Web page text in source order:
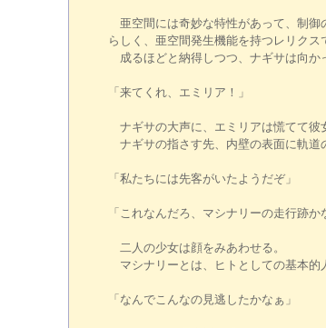
亜空間には奇妙な特性があって、制御
らしく、亜空間発生機能を持つレリク
成るほどと納得しつつ、ナギサは向か
「来てくれ、エミリア！」
ナギサの大声に、エミリアは慌てて彼
ナギサの指さす先、内壁の表面に軌道
「私たちには先客がいたようだぞ」
「これなんだろ、マシナリーの走行跡か
二人の少女は顔をみあわせる。
マシナリーとは、ヒトとしての基本的
「なんでこんなの見逃したかなぁ」